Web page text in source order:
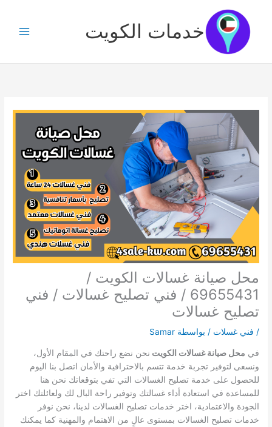
المحتوى
خدمات الكويت
محل صيانة غسالات الكويت /
69655431 / فني تصليح غسالات / فني
تصليح غسالات
/ فني غسلات / بواسطة Samar
في محل صيانة غسالات الكويت نحن نضع راحتك في المقام الأول،
ونسعى لتوفير تجربة خدمة تتسم بالاحترافية والأمان اتصل بنا اليوم
للحصول على خدمة تصليح الغسالات التي تفي بتوقعاتك نحن هنا
للمساعدة في استعادة أداء غسالتك وتوفير راحة البال لك ولعائلتك اختر
الجودة والاعتمادية، اختر خدمات تصليح الغسالات لدينا، نحن نوفر
خدمات تصليح الغسالات بمستوى عالٍ من الاهتمام والمهنية كما يمكنك